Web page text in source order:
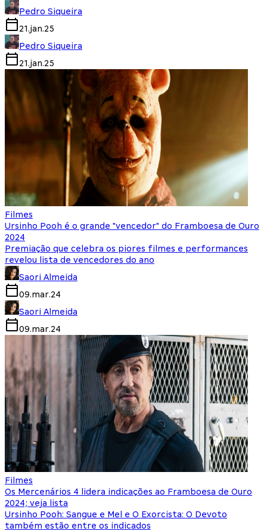
Pedro Siqueira
21.jan.25
Pedro Siqueira
21.jan.25
Filmes
Ursinho Pooh é o grande "vencedor" do Framboesa de Ouro
2024
Premiação que celebra os piores filmes e performances
revelou lista de vencedores do ano
Saori Almeida
09.mar.24
Saori Almeida
09.mar.24
Filmes
Os Mercenários 4 lidera indicações ao Framboesa de Ouro
2024; veja lista
Ursinho Pooh: Sangue e Mel e O Exorcista: O Devoto
também estão entre os indicados